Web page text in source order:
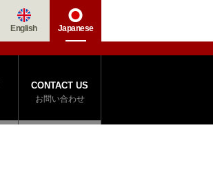
English Japanese
CONTACT US
お問い合わせ